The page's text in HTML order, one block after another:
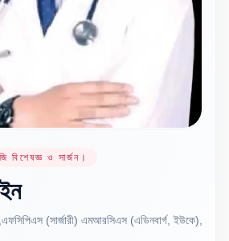
বিশেষজ্ঞ ও সার্জন।
(সার্জারী) এমআরসিএস (এডিনবার্গ, ইউকে),